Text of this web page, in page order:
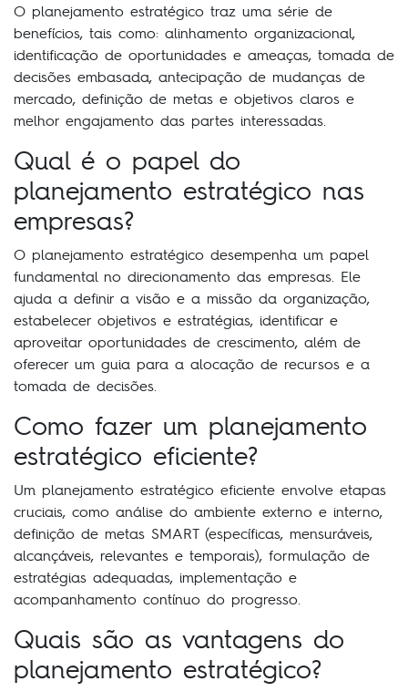
O planejamento estratégico traz uma série de
benefícios, tais como: alinhamento organizacional,
identificação de oportunidades e ameaças, tomada de
decisões embasada, antecipação de mudanças de
mercado, definição de metas e objetivos claros e
melhor engajamento das partes interessadas.
Qual é o papel do
planejamento estratégico nas
empresas?
O planejamento estratégico desempenha um papel
fundamental no direcionamento das empresas. Ele
ajuda a definir a visão e a missão da organização,
estabelecer objetivos e estratégias, identificar e
aproveitar oportunidades de crescimento, além de
oferecer um guia para a alocação de recursos e a
tomada de decisões.
Como fazer um planejamento
estratégico eficiente?
Um planejamento estratégico eficiente envolve etapas
cruciais, como análise do ambiente externo e interno,
definição de metas SMART (específicas, mensuráveis,
alcançáveis, relevantes e temporais), formulação de
estratégias adequadas, implementação e
acompanhamento contínuo do progresso.
Quais são as vantagens do
planejamento estratégico?